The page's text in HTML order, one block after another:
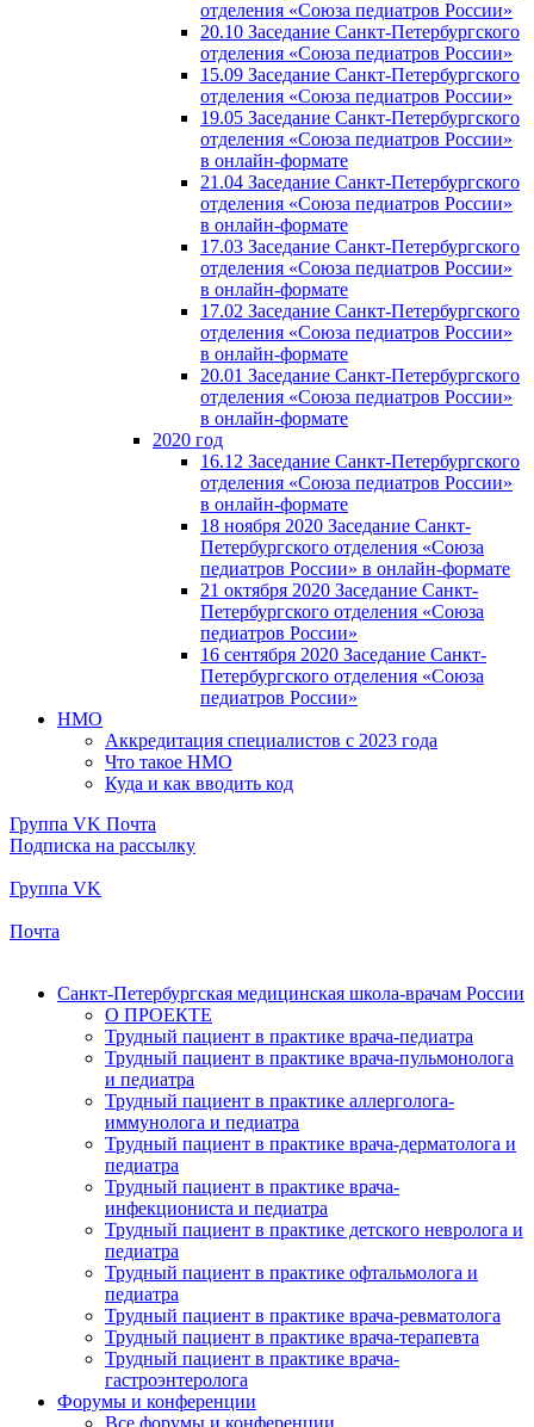
отделения «Союза педиатров России»
20.10 Заседание Санкт-Петербургского
отделения «Союза педиатров России»
15.09 Заседание Санкт-Петербургского
отделения «Союза педиатров России»
19.05 Заседание Санкт-Петербургского
отделения «Союза педиатров России»
в онлайн-формате
21.04 Заседание Санкт-Петербургского
отделения «Союза педиатров России»
в онлайн-формате
17.03 Заседание Санкт-Петербургского
отделения «Союза педиатров России»
в онлайн-формате
17.02 Заседание Санкт-Петербургского
отделения «Союза педиатров России»
в онлайн-формате
20.01 Заседание Санкт-Петербургского
отделения «Союза педиатров России»
в онлайн-формате
2020 год
16.12 Заседание Санкт-Петербургского
отделения «Союза педиатров России»
в онлайн-формате
18 ноября 2020 Заседание Санкт-
Петербургского отделения «Союза
педиатров России» в онлайн-формате
21 октября 2020 Заседание Санкт-
Петербургского отделения «Союза
педиатров России»
16 сентября 2020 Заседание Санкт-
Петербургского отделения «Союза
педиатров России»
НМО
Аккредитация специалистов с 2023 года
Что такое НМО
Куда и как вводить код
Группа VK Почта
Подписка на рассылку
Группа VK
Почта
Санкт-Петербургская медицинская школа-врачам России
О ПРОЕКТЕ
Трудный пациент в практике врача-педиатра
Трудный пациент в практике врача-пульмонолога
и педиатра
Трудный пациент в практике аллерголога-
иммунолога и педиатра
Трудный пациент в практике врача-дерматолога и
педиатра
Трудный пациент в практике врача-
инфекциониста и педиатра
Трудный пациент в практике детского невролога и
педиатра
Трудный пациент в практике офтальмолога и
педиатра
Трудный пациент в практике врача-ревматолога
Трудный пациент в практике врача-терапевта
Трудный пациент в практике врача-
гастроэнтеролога
Форумы и конференции
Все форумы и конференции